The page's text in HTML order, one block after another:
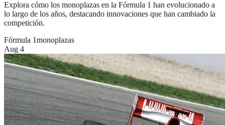
Explora cómo los monoplazas en la Fórmula 1 han evolucionado a
lo largo de los años, destacando innovaciones que han cambiado la
competición.
Fórmula 1monoplazas
Aug 4